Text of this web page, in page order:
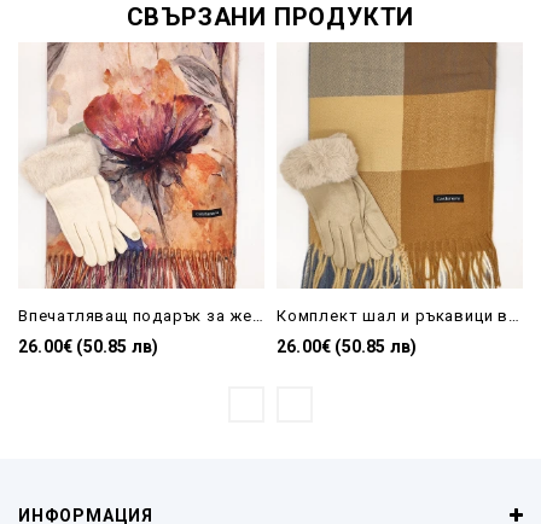
СВЪРЗАНИ ПРОДУКТИ
26.00€ (50.85 лв) 26.00€ (50.85 лв)
ИНФОРМАЦИЯ